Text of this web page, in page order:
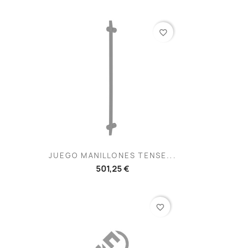
JUEGO MANILLONES TENSE...
501,25 €
favorite_border
favorite_border